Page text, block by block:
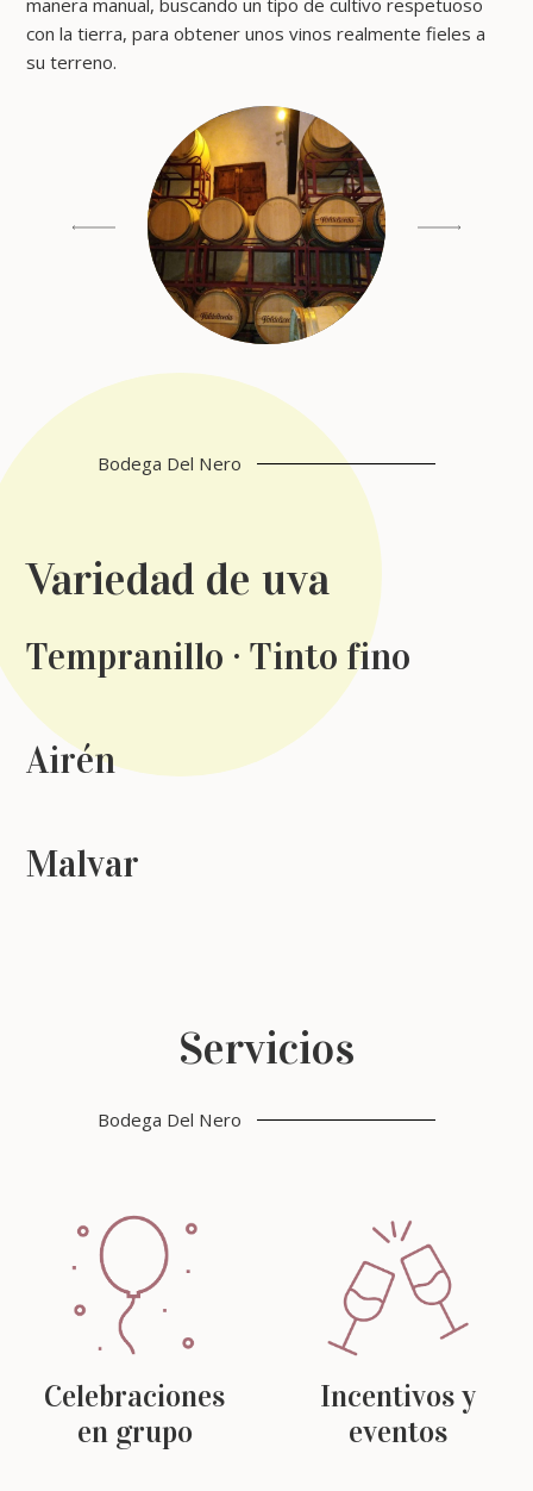
manera manual, buscando un tipo de cultivo respetuoso
con la tierra, para obtener unos vinos realmente fieles a
su terreno.
Bodega Del Nero
Variedad de uva
Tempranillo · Tinto fino
Airén
Malvar
Servicios
Bodega Del Nero
Celebraciones
en grupo
Incentivos y
eventos